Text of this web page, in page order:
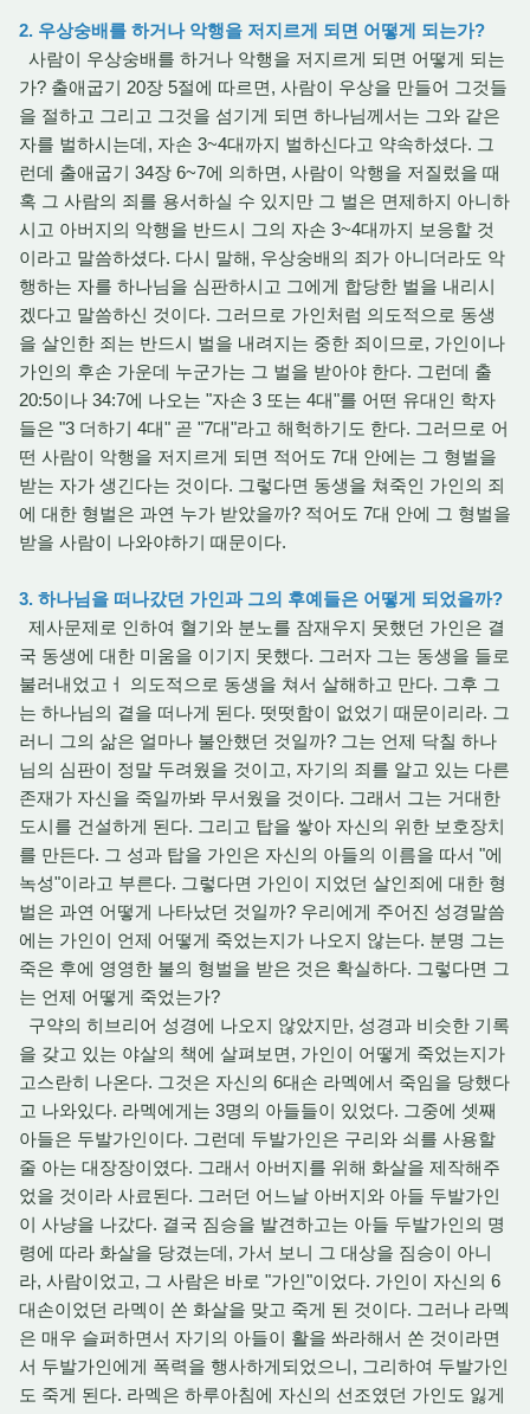
2. 우상숭배를 하거나 악행을 저지르게 되면 어떻게 되는가?
사람이 우상숭배를 하거나 악행을 저지르게 되면 어떻게 되는
가? 출애굽기 20장 5절에 따르면, 사람이 우상을 만들어 그것들
을 절하고 그리고 그것을 섬기게 되면 하나님께서는 그와 같은
자를 벌하시는데, 자손 3~4대까지 벌하신다고 약속하셨다. 그
런데 출애굽기 34장 6~7에 의하면, 사람이 악행을 저질렀을 때
혹 그 사람의 죄를 용서하실 수 있지만 그 벌은 면제하지 아니하
시고 아버지의 악행을 반드시 그의 자손 3~4대까지 보응할 것
이라고 말씀하셨다. 다시 말해, 우상숭배의 죄가 아니더라도 악
행하는 자를 하나님을 심판하시고 그에게 합당한 벌을 내리시
겠다고 말씀하신 것이다. 그러므로 가인처럼 의도적으로 동생
을 살인한 죄는 반드시 벌을 내려지는 중한 죄이므로, 가인이나
가인의 후손 가운데 누군가는 그 벌을 받아야 한다. 그런데 출
20:5이나 34:7에 나오는 "자손 3 또는 4대"를 어떤 유대인 학자
들은 "3 더하기 4대" 곧 "7대"라고 해헉하기도 한다. 그러므로 어
떤 사람이 악행을 저지르게 되면 적어도 7대 안에는 그 형벌을
받는 자가 생긴다는 것이다. 그렇다면 동생을 쳐죽인 가인의 죄
에 대한 형벌은 과연 누가 받았을까? 적어도 7대 안에 그 형벌을
받을 사람이 나와야하기 때문이다.
3. 하나님을 떠나갔던 가인과 그의 후예들은 어떻게 되었을까?
제사문제로 인하여 혈기와 분노를 잠재우지 못했던 가인은 결
국 동생에 대한 미움을 이기지 못했다. 그러자 그는 동생을 들로
불러내었고ㅓ 의도적으로 동생을 쳐서 살해하고 만다. 그후 그
는 하나님의 곁을 떠나게 된다. 떳떳함이 없었기 때문이리라. 그
러니 그의 삶은 얼마나 불안했던 것일까? 그는 언제 닥칠 하나
님의 심판이 정말 두려웠을 것이고, 자기의 죄를 알고 있는 다른
존재가 자신을 죽일까봐 무서웠을 것이다. 그래서 그는 거대한
도시를 건설하게 된다. 그리고 탑을 쌓아 자신의 위한 보호장치
를 만든다. 그 성과 탑을 가인은 자신의 아들의 이름을 따서 "에
녹성"이라고 부른다. 그렇다면 가인이 지었던 살인죄에 대한 형
벌은 과연 어떻게 나타났던 것일까? 우리에게 주어진 성경말씀
에는 가인이 언제 어떻게 죽었는지가 나오지 않는다. 분명 그는
죽은 후에 영영한 불의 형벌을 받은 것은 확실하다. 그렇다면 그
는 언제 어떻게 죽었는가?
구약의 히브리어 성경에 나오지 않았지만, 성경과 비슷한 기록
을 갖고 있는 야살의 책에 살펴보면, 가인이 어떻게 죽었는지가
고스란히 나온다. 그것은 자신의 6대손 라멕에서 죽임을 당했다
고 나와있다. 라멕에게는 3명의 아들들이 있었다. 그중에 셋째
아들은 두발가인이다. 그런데 두발가인은 구리와 쇠를 사용할
줄 아는 대장장이였다. 그래서 아버지를 위해 화살을 제작해주
었을 것이라 사료된다. 그러던 어느날 아버지와 아들 두발가인
이 사냥을 나갔다. 결국 짐승을 발견하고는 아들 두발가인의 명
령에 따라 화살을 당겼는데, 가서 보니 그 대상을 짐승이 아니
라, 사람이었고, 그 사람은 바로 "가인"이었다. 가인이 자신의 6
대손이었던 라멕이 쏜 화살을 맞고 죽게 된 것이다. 그러나 라멕
은 매우 슬퍼하면서 자기의 아들이 활을 쏴라해서 쏜 것이라면
서 두발가인에게 폭력을 행사하게되었으니, 그리하여 두발가인
도 죽게 된다. 라멕은 하루아침에 자신의 선조였던 가인도 잃게